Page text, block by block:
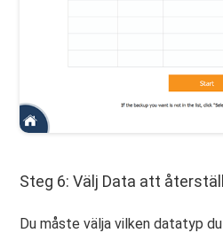
Steg 6: Välj Data att
Du måste välja vilken datatyp